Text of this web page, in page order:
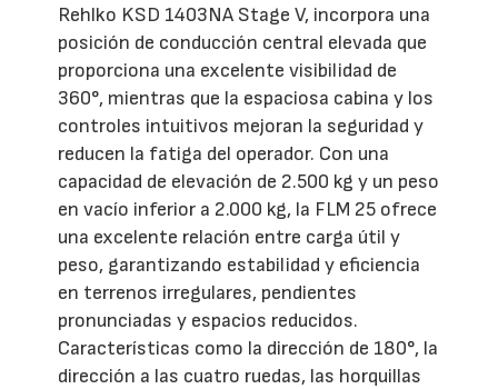
Rehlko KSD 1403NA Stage V, incorpora una
posición de conducción central elevada que
proporciona una excelente visibilidad de
360°, mientras que la espaciosa cabina y los
controles intuitivos mejoran la seguridad y
reducen la fatiga del operador. Con una
capacidad de elevación de 2.500 kg y un peso
en vacío inferior a 2.000 kg, la FLM 25 ofrece
una excelente relación entre carga útil y
peso, garantizando estabilidad y eficiencia
en terrenos irregulares, pendientes
pronunciadas y espacios reducidos.
Características como la dirección de 180°, la
dirección a las cuatro ruedas, las horquillas